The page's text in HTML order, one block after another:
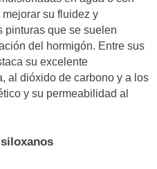
su fluidez y
pinturas que se suelen
del hormigón. Entre sus
su excelente
al dióxido de carbono y a los
y su permeabilidad al